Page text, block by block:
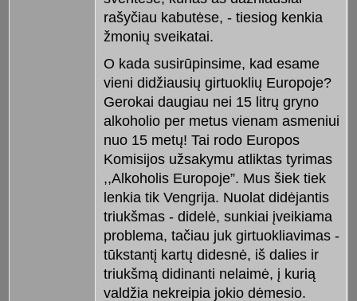
rašyčiau kabutėse, - tiesiog kenkia
žmonių sveikatai.
O kada susirūpinsime, kad esame
vieni didžiausių girtuoklių Europoje?
Gerokai daugiau nei 15 litrų gryno
alkoholio per metus vienam asmeniui
nuo 15 metų! Tai rodo Europos
Komisijos užsakymu atliktas tyrimas
,,Alkoholis Europoje”. Mus šiek tiek
lenkia tik Vengrija. Nuolat didėjantis
triukšmas - didelė, sunkiai įveikiama
problema, tačiau juk girtuokliavimas -
tūkstantį kartų didesnė, iš dalies ir
triukšmą didinanti nelaimė, į kurią
valdžia nekreipia jokio dėmesio.